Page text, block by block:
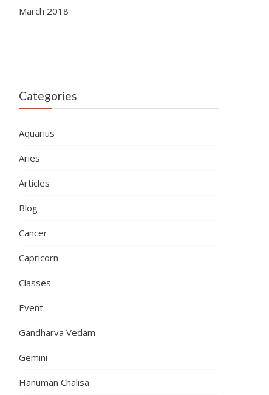
March 2018
Categories
Aquarius
Aries
Articles
Blog
Cancer
Capricorn
Classes
Event
Gandharva Vedam
Gemini
Hanuman Chalisa